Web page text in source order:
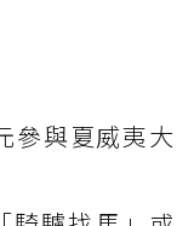
參與夏威夷大